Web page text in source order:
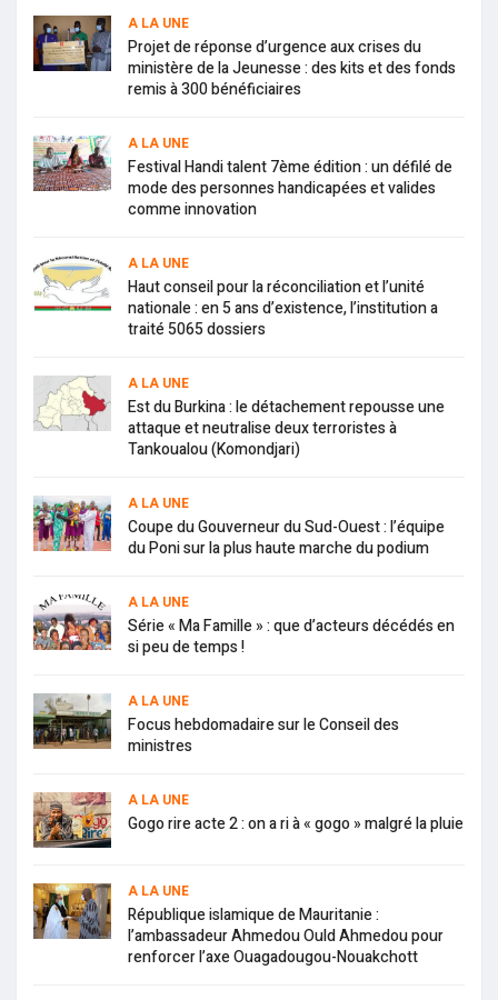
A LA UNE
Projet de réponse d’urgence aux crises du
ministère de la Jeunesse : des kits et des fonds
remis à 300 bénéficiaires
A LA UNE
Festival Handi talent 7ème édition : un défilé de
mode des personnes handicapées et valides
comme innovation
A LA UNE
Haut conseil pour la réconciliation et l’unité
nationale : en 5 ans d’existence, l’institution a
traité 5065 dossiers
A LA UNE
Est du Burkina : le détachement repousse une
attaque et neutralise deux terroristes à
Tankoualou (Komondjari)
A LA UNE
Coupe du Gouverneur du Sud-Ouest : l’équipe
du Poni sur la plus haute marche du podium
A LA UNE
Série « Ma Famille » : que d’acteurs décédés en
si peu de temps !
A LA UNE
Focus hebdomadaire sur le Conseil des
ministres
A LA UNE
Gogo rire acte 2 : on a ri à « gogo » malgré la pluie
A LA UNE
République islamique de Mauritanie :
l’ambassadeur Ahmedou Ould Ahmedou pour
renforcer l’axe Ouagadougou-Nouakchott